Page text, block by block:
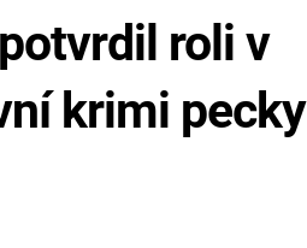
roli v
krimi pecky